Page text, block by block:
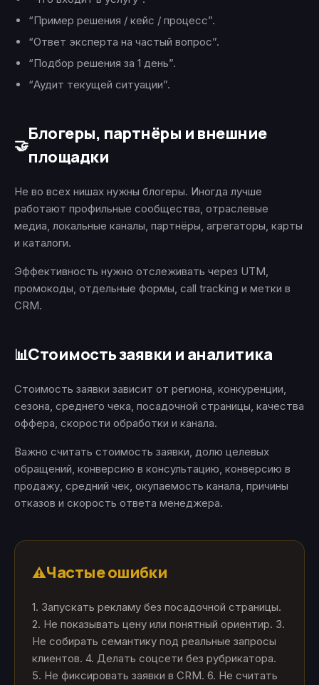
“Пример решения / кейс / процесс”.
“Ответ эксперта на частый вопрос”.
“Подбор решения за 1 день”.
“Аудит текущей ситуации”.
🤝
Блогеры, партнёры и внешние
площадки
Не во всех нишах нужны блогеры. Иногда лучше
работают профильные сообщества, отраслевые
медиа, локальные каналы, партнёры, агрегаторы, карты
и каталоги.
Эффективность нужно отслеживать через UTM,
промокоды, отдельные формы, call tracking и метки в
CRM.
📊Стоимость заявки и аналитика
Стоимость заявки зависит от региона, конкуренции,
сезона, среднего чека, посадочной страницы, качества
оффера, скорости обработки и канала.
Важно считать стоимость заявки, долю целевых
обращений, конверсию в консультацию, конверсию в
продажу, средний чек, окупаемость канала, причины
отказов и скорость ответа менеджера.
⚠️Частые ошибки
1. Запускать рекламу без посадочной страницы.
2. Не показывать цену или понятный ориентир. 3.
Не собирать семантику под реальные запросы
клиентов. 4. Делать соцсети без рубрикатора.
5. Не фиксировать заявки в CRM. 6. Не считать